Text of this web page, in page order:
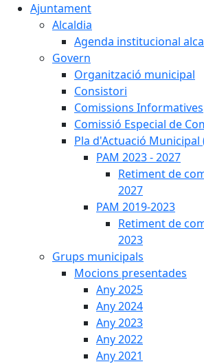
Ajuntament
Alcaldia
Agenda institucional
Govern
Organització municipal
Consistori
Comissions Informatives
Comissió Especial de
Pla d'Actuació Municipal
PAM 2023 - 2027
Retiment de
2027
PAM 2019-2023
Retiment de
2023
Grups municipals
Mocions presentades
Any 2025
Any 2024
Any 2023
Any 2022
Any 2021